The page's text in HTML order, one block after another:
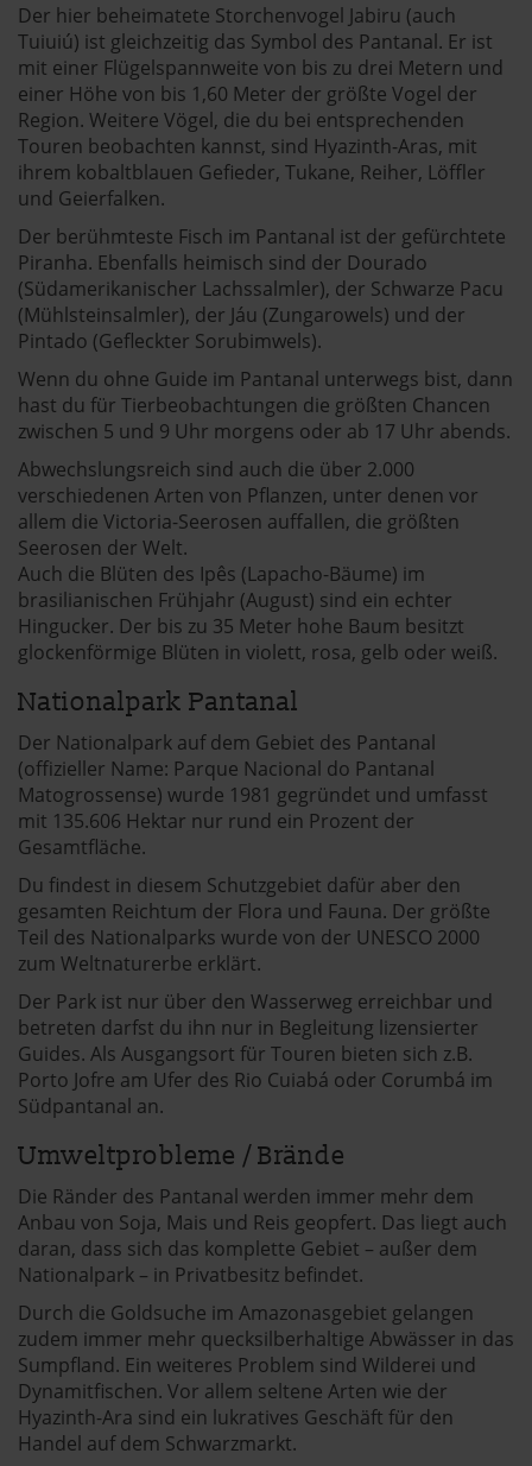
Der hier beheimatete Storchenvogel Jabiru (auch
Tuiuiú) ist gleichzeitig das Symbol des Pantanal. Er ist
mit einer Flügelspannweite von bis zu drei Metern und
einer Höhe von bis 1,60 Meter der größte Vogel der
Region. Weitere Vögel, die du bei entsprechenden
Touren beobachten kannst, sind Hyazinth-Aras, mit
ihrem kobaltblauen Gefieder, Tukane, Reiher, Löffler
und Geierfalken.
Der berühmteste Fisch im Pantanal ist der gefürchtete
Piranha. Ebenfalls heimisch sind der Dourado
(Südamerikanischer Lachssalmler), der Schwarze Pacu
(Mühlsteinsalmler), der Jáu (Zungarowels) und der
Pintado (Gefleckter Sorubimwels).
Wenn du ohne Guide im Pantanal unterwegs bist, dann
hast du für Tierbeobachtungen die größten Chancen
zwischen 5 und 9 Uhr morgens oder ab 17 Uhr abends.
Abwechslungsreich sind auch die über 2.000
verschiedenen Arten von Pflanzen, unter denen vor
allem die Victoria-Seerosen auffallen, die größten
Seerosen der Welt.
Auch die Blüten des Ipês (Lapacho-Bäume) im
brasilianischen Frühjahr (August) sind ein echter
Hingucker. Der bis zu 35 Meter hohe Baum besitzt
glockenförmige Blüten in violett, rosa, gelb oder weiß.
Nationalpark Pantanal
Der Nationalpark auf dem Gebiet des Pantanal
(offizieller Name: Parque Nacional do Pantanal
Matogrossense) wurde 1981 gegründet und umfasst
mit 135.606 Hektar nur rund ein Prozent der
Gesamtfläche.
Du findest in diesem Schutzgebiet dafür aber den
gesamten Reichtum der Flora und Fauna. Der größte
Teil des Nationalparks wurde von der UNESCO 2000
zum Weltnaturerbe erklärt.
Der Park ist nur über den Wasserweg erreichbar und
betreten darfst du ihn nur in Begleitung lizensierter
Guides. Als Ausgangsort für Touren bieten sich z.B.
Porto Jofre am Ufer des Rio Cuiabá oder Corumbá im
Südpantanal an.
Umweltprobleme / Brände
Die Ränder des Pantanal werden immer mehr dem
Anbau von Soja, Mais und Reis geopfert. Das liegt auch
daran, dass sich das komplette Gebiet – außer dem
Nationalpark – in Privatbesitz befindet.
Durch die Goldsuche im Amazonasgebiet gelangen
zudem immer mehr quecksilberhaltige Abwässer in das
Sumpfland. Ein weiteres Problem sind Wilderei und
Dynamitfischen. Vor allem seltene Arten wie der
Hyazinth-Ara sind ein lukratives Geschäft für den
Handel auf dem Schwarzmarkt.